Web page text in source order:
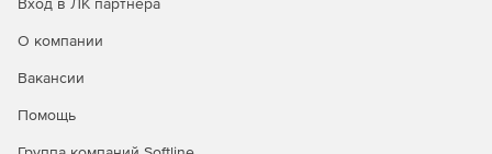
Вход в ЛК партнера
О компании
Вакансии
Помощь